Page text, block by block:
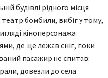
будівлі рідного місця
бомбили, вибіг у тому,
кіноперсонажа
де ще лежав сніг, поки
пасажир не спитав:
довезли до села